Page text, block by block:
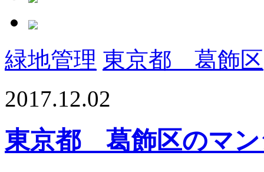
緑地管理 東京都 葛飾区
2017.12.02
東京都 葛飾区のマン